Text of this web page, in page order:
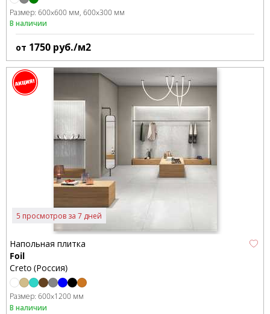
Размер: 600x600 мм 600x300 мм
В наличии
от 1750 руб./м2
5 просмотров за 7 дней
Напольная плитка
Foil
Creto (Россия)
Размер: 600x1200 мм
В наличии